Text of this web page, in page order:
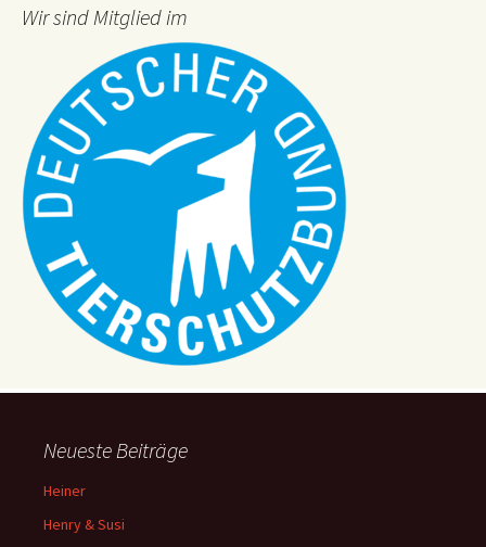
Wir sind Mitglied im
Neueste Beiträge
Heiner
Henry & Susi